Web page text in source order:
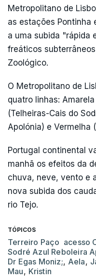
Metropolitano de
as estações Pontinha
a uma subida "rápida
freáticos
Zoológico.
O Metropolitano de
quatro linhas:
(Telheiras-Cais do
Apolónia) e Vermelha
Portugal continental
manhã os efeitos da
chuva, neve, vento e
nova subida dos
rio Tejo.
TÓPICOS
Terreiro Paço acesso
Sodré Azul Reboleira
Dr Egas Moniz;, Aela,
Mau, Kristin